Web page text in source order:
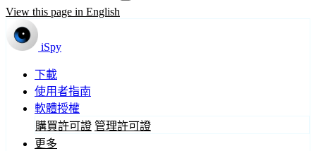
View this page in English
iSpy
下載
使用者指南
軟體授權
購買許可證 管理許可證
更多